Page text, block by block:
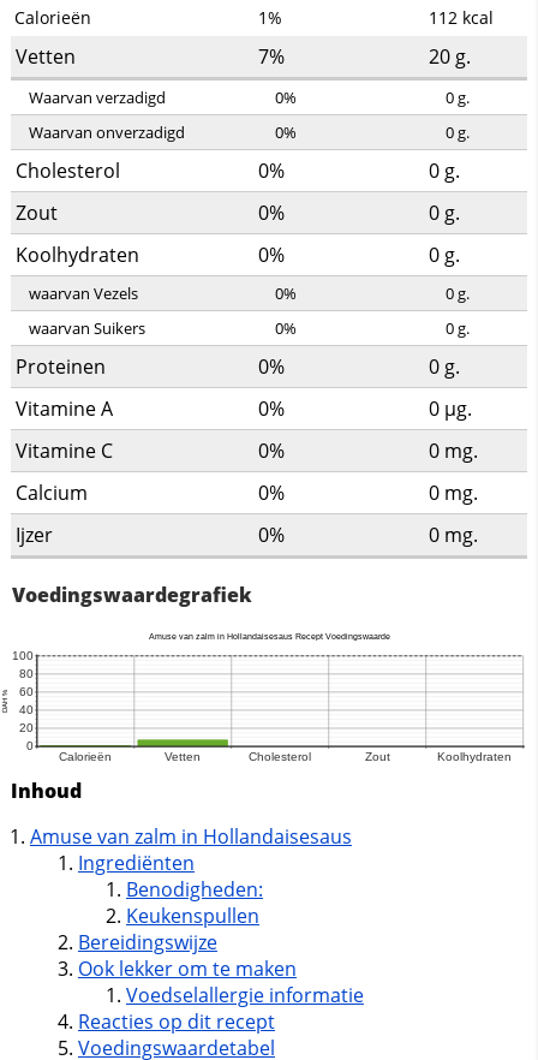
Calorieën 1% 112 kcal
Vetten 7% 20 g.
Waarvan verzadigd 0% 0g.
Waarvan onverzadigd
0% 0g.
Cholesterol 0% 0 g.
Zout
0% 0 g.
Koolhydraten
0% 0 g.
waarvan Vezels 0% 0g.
waarvan Suikers
0% 0g.
Proteinen 0% 0 g.
Vitamine A
0% 0 µg.
Vitamine C
0% 0 mg.
Calcium
0% 0 mg.
Ijzer
0% 0 mg.
Voedingswaardegrafiek
Inhoud
Amuse van zalm in Hollandaisesaus
Ingrediënten
Benodigheden:
Keukenspullen
Bereidingswijze
Ook lekker om te maken
Voedselallergie informatie
Reacties op dit recept
Voedingswaardetabel